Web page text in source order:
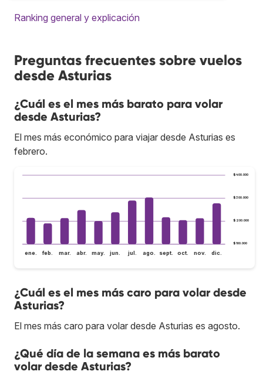
Ranking general y explicación
Preguntas frecuentes sobre vuelos
desde Asturias
¿Cuál es el mes más barato para volar
desde Asturias?
El mes más económico para viajar desde Asturias es
febrero.
$100.000
$200.000
$300.000
$400.000
ene. feb. mar. abr. may. jun. jul. ago. sept. oct. nov. dic.
¿Cuál es el mes más caro para volar desde
Asturias?
El mes más caro para volar desde Asturias es agosto.
¿Qué día de la semana es más barato
volar desde Asturias?